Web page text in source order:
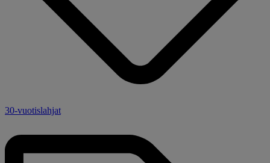
30-vuotislahjat